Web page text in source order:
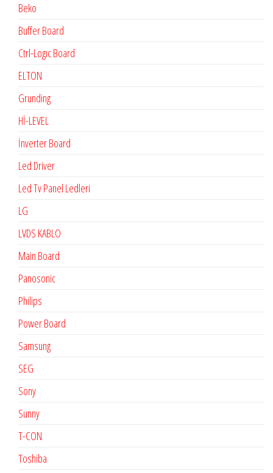
Beko
Buffer Board
Ctrl-Logıc Board
ELTON
Grunding
Hİ-LEVEL
İnverter Board
Led Driver
Led Tv Panel Ledleri
LG
LVDS KABLO
Main Board
Panosonic
Philips
Power Board
Samsung
SEG
Sony
Sunny
T-CON
Toshiba